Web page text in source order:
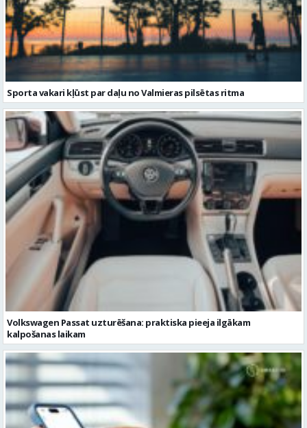
Sporta vakari kļūst par daļu no Valmieras pilsētas ritma
Volkswagen Passat uzturēšana: praktiska pieeja ilgākam
kalpošanas laikam